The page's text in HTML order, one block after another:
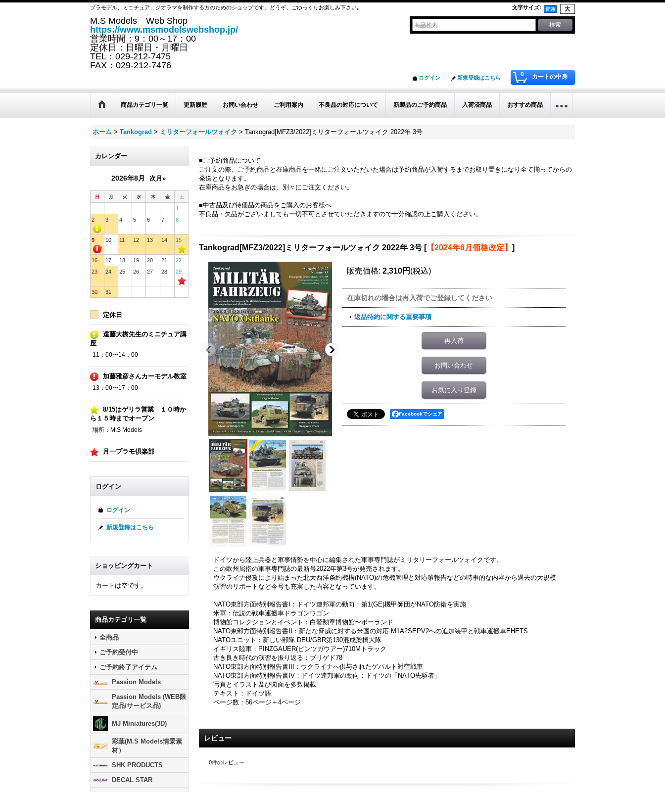
プラモデル、ミニチュア、ジオラマを制作する方のためのショップです。どうぞ、ごゆっくりお楽しみ下さい｡ 文字サイズ:
M.S Models Web Shop
https://www.msmodelswebshop.jp/
営業時間：9：00～17：00
定休日：日曜日・月曜日
TEL：029-212-7475
FAX：029-212-7476
0 カートの中身
ログイン 新規登録はこちら
商品カテゴリ一覧 更新履歴 お問い合わせ ご利用案内 不良品の対応について 新製品のご予約商品 入荷済商品 おすすめ商品
ホーム > Tankograd > ミリターフォールツォイク > Tankograd[MFZ3/2022]ミリターフォールツォイク 2022年 3号
カレンダー
2026年8月 次月»
日 月 火 水 木 金 土
1
2
3 4 5 6 7 8
9 10 11 12 13 14 15
16 17 18 19 20 21
22
23
24 25 26 27 28 29
30 31
定休日
遠藤大樹先生のミニチュア講
座
11：00〜14：00
加藤雅彦さんカーモデル教室
13：00〜17：00
8/15はゲリラ営業 １０時か
ら１５時までオープン
場所：M.S Models
月一プラモ倶楽部
ログイン
ログイン
新規登録はこちら
ショッピングカート
カートは空です。
商品カテゴリ一覧
全商品
ご予約受付中
ご予約終了アイテム
Passion Models
Passion Models (WEB限
定品/サービス品)
MJ Miniatures(3D)
彩葉(M.S Models情景素
材）
SHK PRODUCTS
DECAL STAR
■ご予約商品について
ご注文の際、ご予約商品と在庫商品を一緒にご注文いただいた場合は予約商品が入荷するまでお取り置きになり全て揃ってからの
発送となります。
在庫商品をお急ぎの場合は、別々にご注文ください。
■中古品及び特価品の商品をご購入のお客様へ
不良品・欠品がございましても一切不可とさせていただきますので十分確認の上ご購入ください。
Tankograd[MFZ3/2022]ミリターフォールツォイク 2022年 3号 [【2024年6月価格改定】 ]
販売価格: 2,310円 (税込)
在庫切れの場合は再入荷でご登録してください
返品特約に関する重要事項
再入荷
お問い合わせ
お気に入り登録
Facebookでシェア
ドイツから陸上兵器と軍事情勢を中心に編集された軍事専門誌がミリタリーフォールツォイクです。
この欧州屈指の軍事専門誌の最新号2022年第3号が発売されます。
ウクライナ侵攻により始まった北大西洋条約機構(NATO)の危機管理と対応策報告などの時事的な内容から過去の大規模
演習のリポートなど今号も充実した内容となっています。
NATO東部方面特別報告書I：ドイツ連邦軍の動向：第1(GE)機甲師団がNATO防衛を実施
米軍：伝説の戦車運搬車ドラゴンワゴン
博物館コレクションとイベント：白鷲勲章博物館〜ポーランド
NATO東部方面特別報告書II：新たな脅威に対する米国の対応:M1A2SEPV2への追加装甲と戦車運搬車EHETS
NATOユニット：新しい部隊 DEU/GBR第130混成架橋大隊
イギリス陸軍：PINZGAUER(ピンツガウアー)710Mトラック
古き良き時代の演習を振り返る：ブリゲド78
NATO東部方面特別報告書III：ウクライナへ供与されたゲパルト対空戦車
NATO東部方面特別報告書IV：ドイツ連邦軍の動向：ドイツの「NATO先駆者」
写真とイラスト及び図面を多数掲載
テキスト：ドイツ語
ページ数：56ページ＋4ページ
レビュー
0件のレビュー